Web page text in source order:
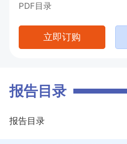
PDF目录
立即订购
报告目录
报告目录